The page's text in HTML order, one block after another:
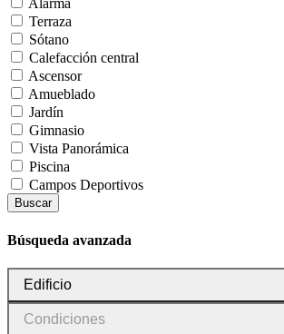
Alarma
Terraza
Sótano
Calefacción central
Ascensor
Amueblado
Jardín
Gimnasio
Vista Panorámica
Piscina
Campos Deportivos
Buscar
Búsqueda avanzada
Tipo
inmueble
Edificio
Condiciones
Condiciones